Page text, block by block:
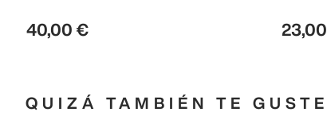
40,00 € 23,00
QUIZÁ TAMBIÉN TE GUSTE